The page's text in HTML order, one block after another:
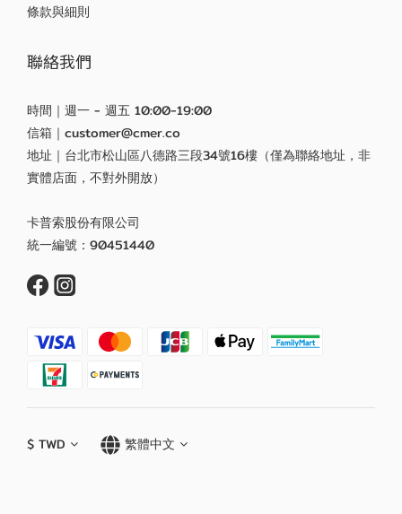
條款與細則
聯絡我們
時間｜週一 - 週五 10:00-19:00
信箱｜customer@cmer.co
地址｜台北市松山區八德路三段34號16樓（僅為聯絡地址，非
實體店面，不對外開放）
卡普索股份有限公司
統一編號：90451440
$ TWD 繁體中文